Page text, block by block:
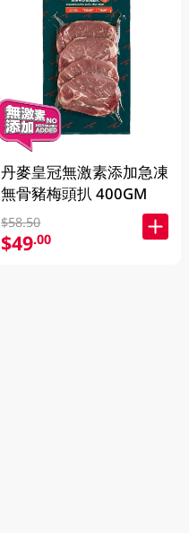
丹麥皇冠無激素添加急凍
無骨豬梅頭扒 400GM
$58.50
$49.00